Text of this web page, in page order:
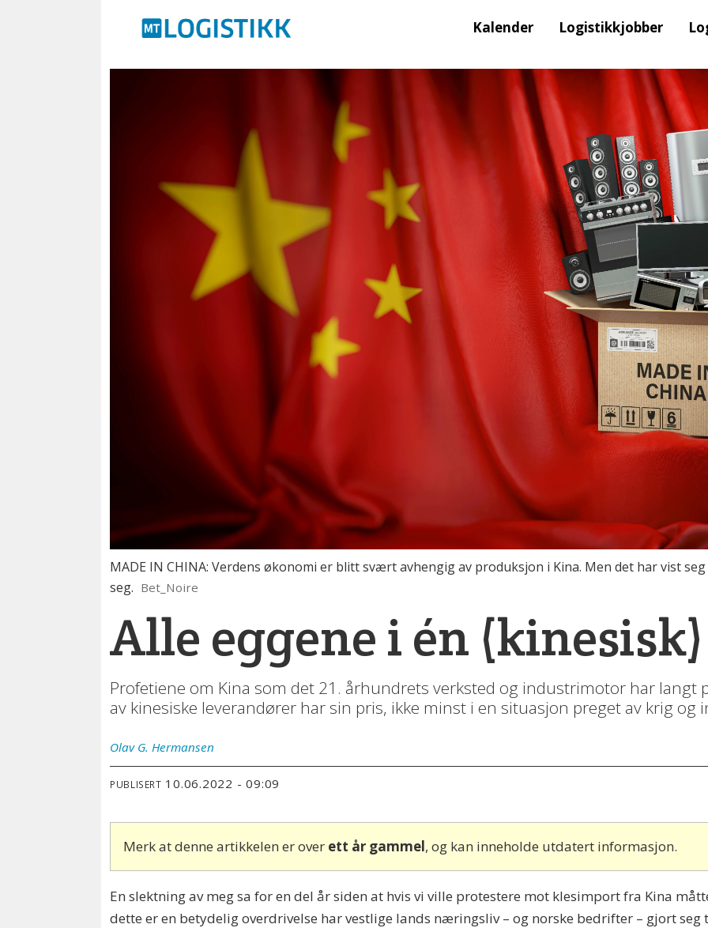
Kalender Logistikkjobber
MADE IN CHINA: Verdens økonomi er blitt svært avhengig av produksjon i Kina. Men det har vist
seg. Bet_Noire
Alle eggene i én
Profetiene om Kina som det 21. århundrets verksted og industrimotor har langt
av kinesiske leverandører har sin pris, ikke minst i en situasjon preget av krig og
Olav G. Hermansen
PUBLISERT 10.06.2022 - 09:09
Merk at denne artikkelen er over ett år gammel, og kan inneholde utdatert informasjon.
En slektning av meg sa for en del år siden at hvis vi ville protestere mot klesimport fra Kina
dette er en betydelig overdrivelse har vestlige lands næringsliv – og norske bedrifter – gjort seg